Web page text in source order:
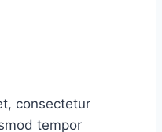
consectetur
tempor